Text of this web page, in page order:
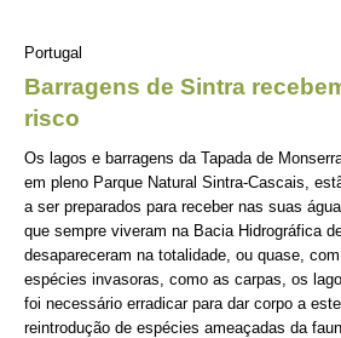
Portugal
Barragens de Sintra
risco
Os lagos e barragens da Tapada de
em pleno Parque Natural Sintra-Cascais,
a ser preparados para receber nas suas
que sempre viveram na Bacia Hidrográfica
desapareceram na totalidade, ou quase,
espécies invasoras, como as carpas, os
foi necessário erradicar para dar corpo a
reintrodução de espécies ameaçadas da